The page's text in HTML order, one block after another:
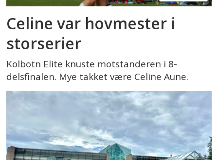
Celine var hovmester i
storserier
Kolbotn Elite knuste motstanderen i 8-
delsfinalen. Mye takket være Celine Aune.